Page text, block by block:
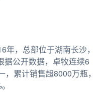
，总部位于湖南长沙，
据公开数据，卓牧连续6
累计销售超8000万瓶，